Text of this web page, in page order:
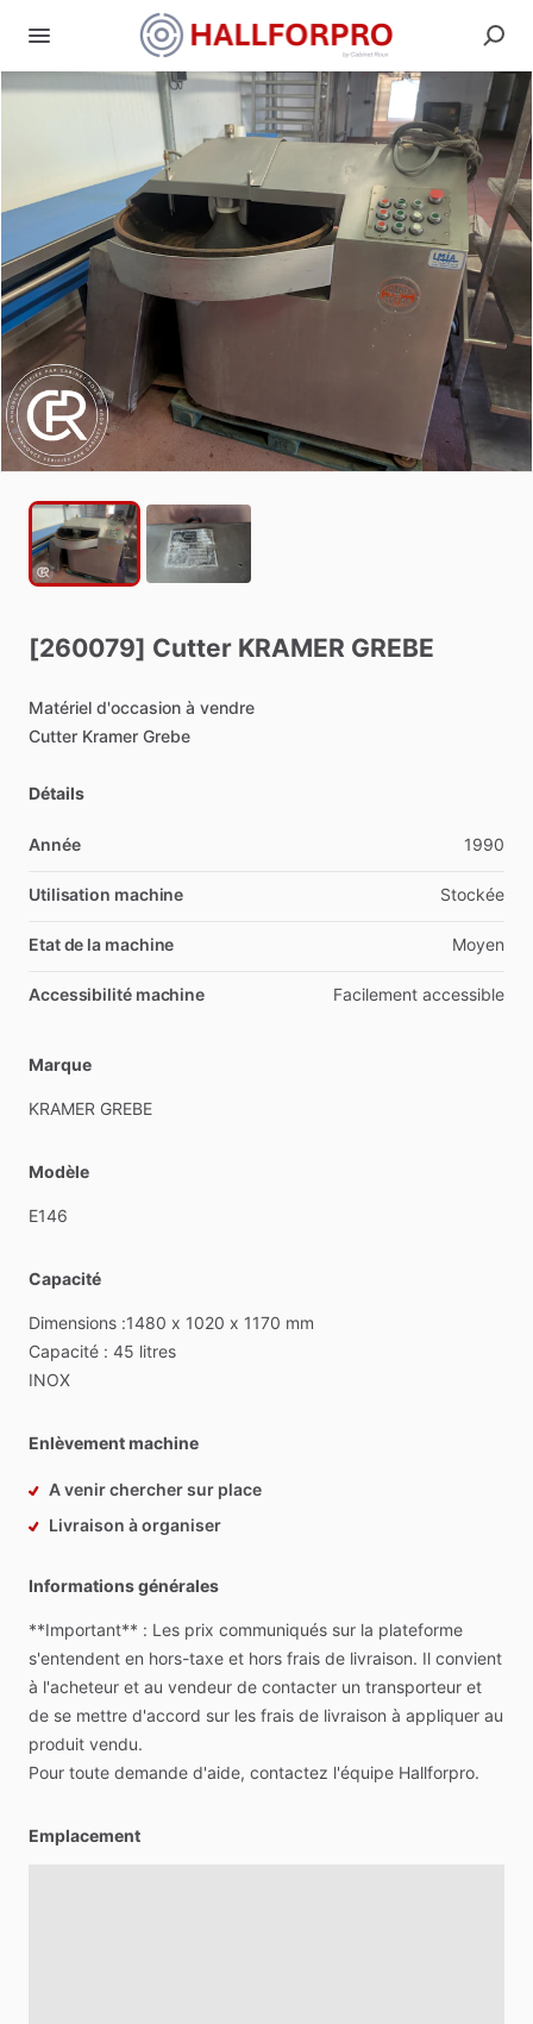
[260079] Cutter KRAMER GREBE
Matériel d'occasion à vendre
Cutter Kramer Grebe
Détails
Année 1990
Utilisation machine Stockée
Etat de la machine Moyen
Accessibilité machine Facilement accessible
Marque
KRAMER GREBE
Modèle
E146
Capacité
Dimensions :1480 x 1020 x 1170 mm
Capacité : 45 litres
INOX
Enlèvement machine
A venir chercher sur place
Livraison à organiser
Informations générales
**Important** : Les prix communiqués sur la plateforme
s'entendent en hors-taxe et hors frais de livraison. Il convient
à l'acheteur et au vendeur de contacter un transporteur et
de se mettre d'accord sur les frais de livraison à appliquer au
produit vendu.
Pour toute demande d'aide, contactez l'équipe Hallforpro.
Emplacement